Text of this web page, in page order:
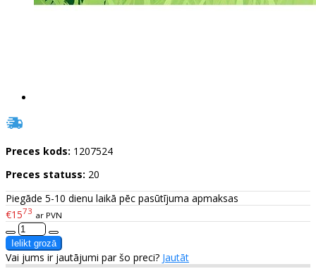
Preces kods: 1207524
Preces statuss: 20
Piegāde 5-10 dienu laikā pēc pasūtījuma apmaksas
€1573 ar PVN
Vai jums ir jautājumi par šo preci? Jautāt